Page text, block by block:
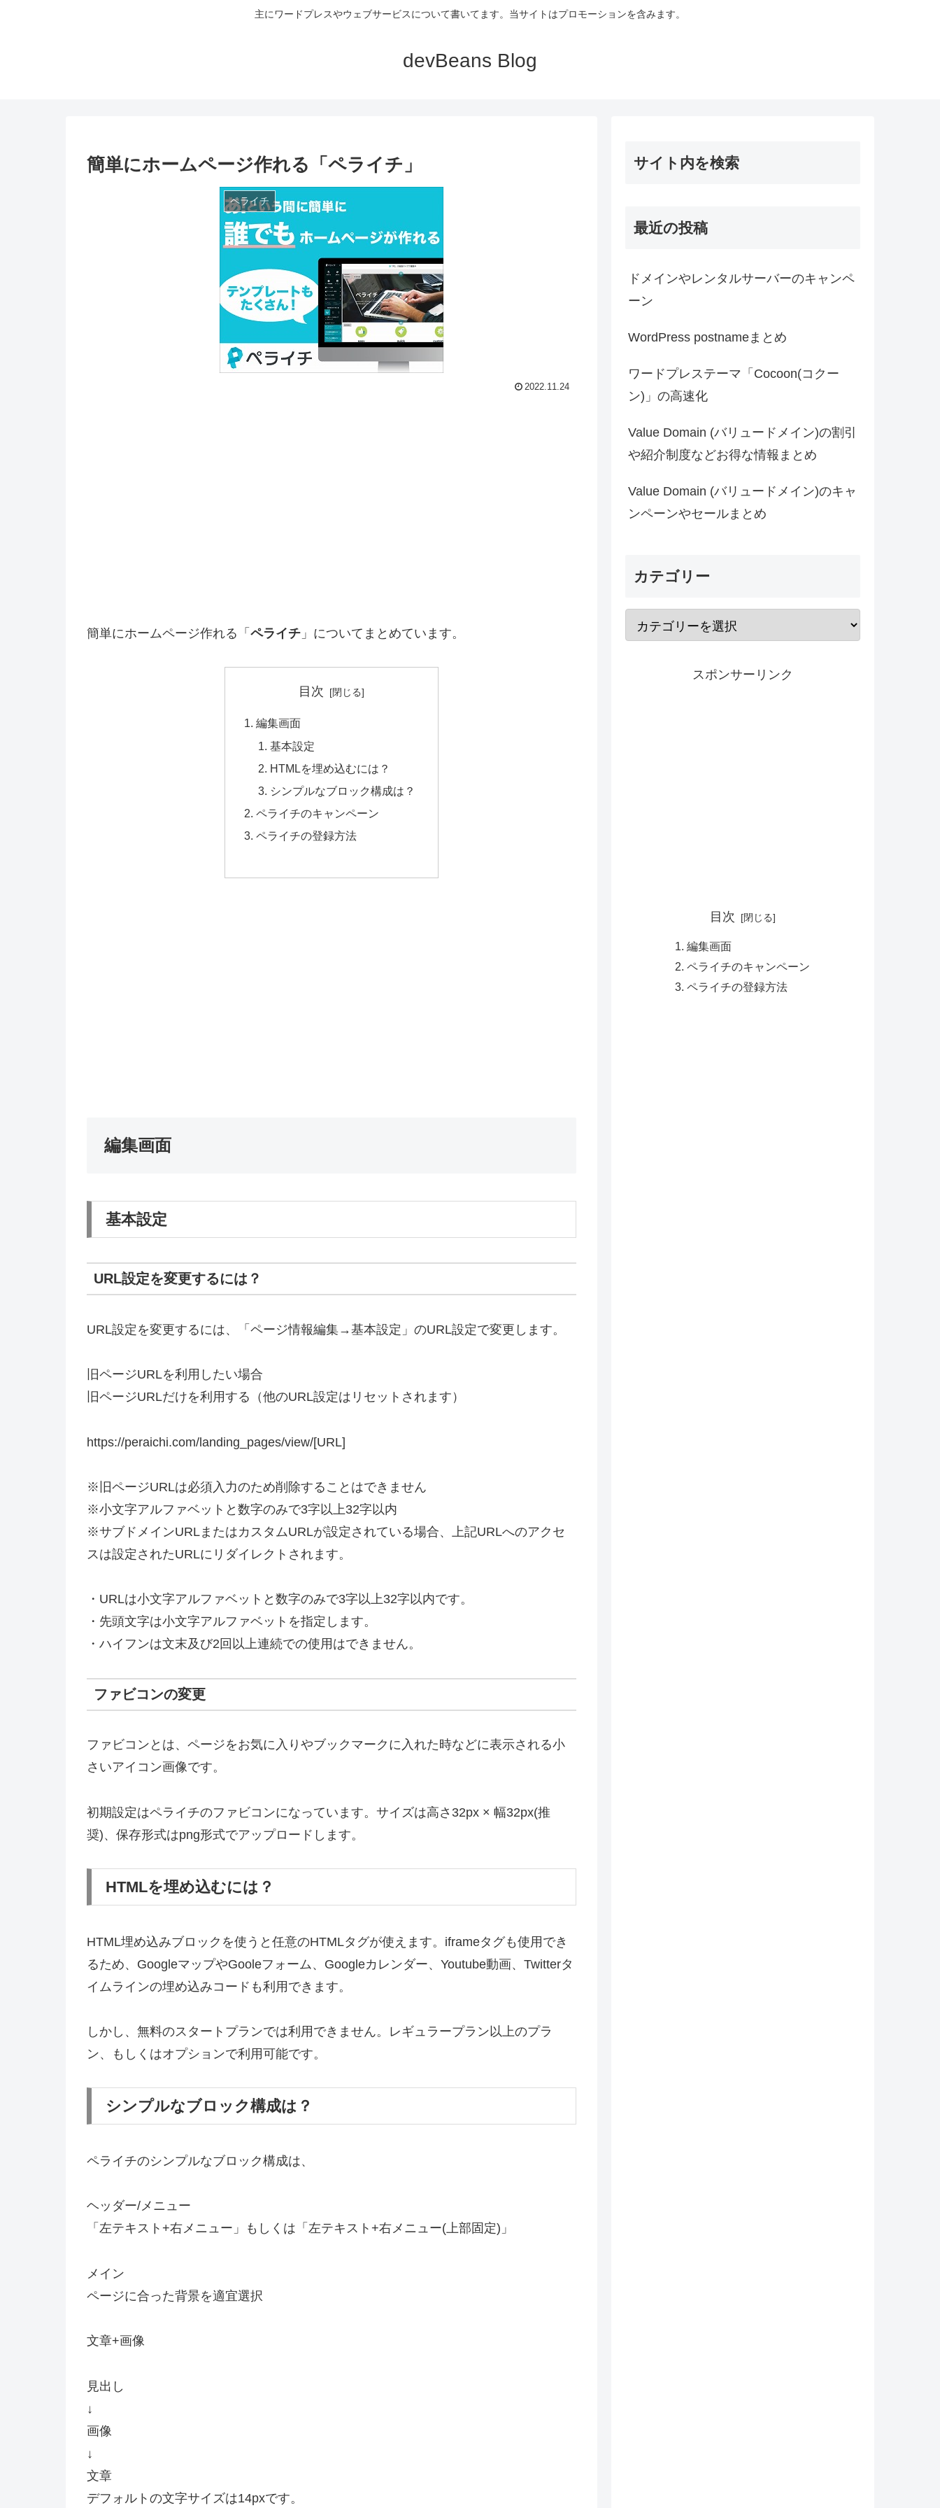
主にワードプレスやウェブサービスについて書いてます。当サイトはプロモーションを含みます。
devBeans Blog
簡単にホームページ作れる「ペライチ」
ペライチ
2022.11.24
簡単にホームページ作れる「 ペライチ 」についてまとめています。
目次
編集画面
基本設定
HTMLを埋め込むには？
シンプルなブロック構成は？
ペライチのキャンペーン
ペライチの登録方法
編集画面
基本設定
URL設定を変更するには？
URL設定を変更するには、「ページ情報編集→基本設定」のURL設定で変更します。
旧ページURLを利用したい場合
旧ページURLだけを利用する（他のURL設定はリセットされます）
https://peraichi.com/landing_pages/view/[URL]
※旧ページURLは必須入力のため削除することはできません
※小文字アルファベットと数字のみで3字以上32字以内
※サブドメインURLまたはカスタムURLが設定されている場合、上記URLへのアクセ
スは設定されたURLにリダイレクトされます。
・URLは小文字アルファベットと数字のみで3字以上32字以内です。
・先頭文字は小文字アルファベットを指定します。
・ハイフンは文末及び2回以上連続での使用はできません。
ファビコンの変更
ファビコンとは、ページをお気に入りやブックマークに入れた時などに表示される小
さいアイコン画像です。
初期設定はペライチのファビコンになっています。サイズは高さ32px × 幅32px(推
奨)、保存形式はpng形式でアップロードします。
HTMLを埋め込むには？
HTML埋め込みブロックを使うと任意のHTMLタグが使えます。iframeタグも使用でき
るため、GoogleマップやGooleフォーム、Googleカレンダー、Youtube動画、Twitterタ
イムラインの埋め込みコードも利用できます。
しかし、無料のスタートプランでは利用できません。レギュラープラン以上のプラ
ン、もしくはオプションで利用可能です。
シンプルなブロック構成は？
ペライチのシンプルなブロック構成は、
ヘッダー/メニュー
「左テキスト+右メニュー」もしくは「左テキスト+右メニュー(上部固定)」
メイン
ページに合った背景を適宜選択
文章+画像
見出し
↓
画像
↓
文章
デフォルトの文字サイズは14pxです。
サイト内を検索
最近の投稿
ドメインやレンタルサーバーのキャンペ
ーン
WordPress postnameまとめ
ワードプレステーマ「Cocoon(コクー
ン)」の高速化
Value Domain (バリュードメイン)の割引
や紹介制度などお得な情報まとめ
Value Domain (バリュードメイン)のキャ
ンペーンやセールまとめ
カテゴリー
スポンサーリンク
目次
編集画面
ペライチのキャンペーン
ペライチの登録方法